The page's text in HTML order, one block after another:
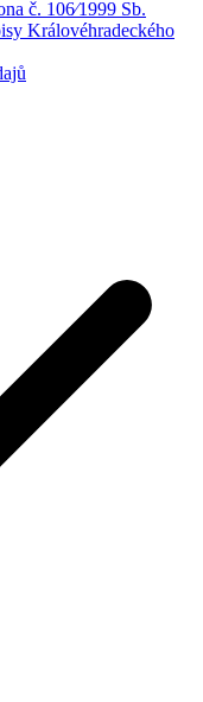
č. 106⁄1999 Sb.
Královéhradeckého